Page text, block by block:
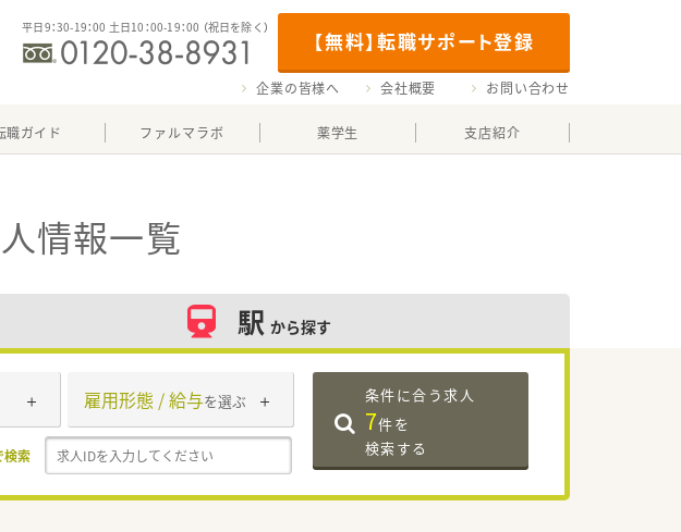
【無料】転職サポート登録
平日9：30-19：00 土日10：00-19：00 （祝日を除く）
企業の皆様へ 会社概要 お問い合わせ
職ガイド ファルマラボ 薬学生 支店紹介
情報一覧
駅 から探す
雇用形態 / 給与を選ぶ
検索
条件に合う求人
7件を
検索する